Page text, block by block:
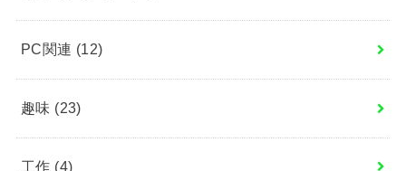
PC関連 (12)
趣味 (23)
工作 (4)